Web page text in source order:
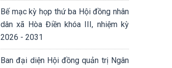
Bế mạc kỳ họp thứ ba Hội đồng nhân
dân xã Hòa Điền khóa III, nhiệm kỳ
2026 - 2031
Ban đại diện Hội đồng quản trị Ngân